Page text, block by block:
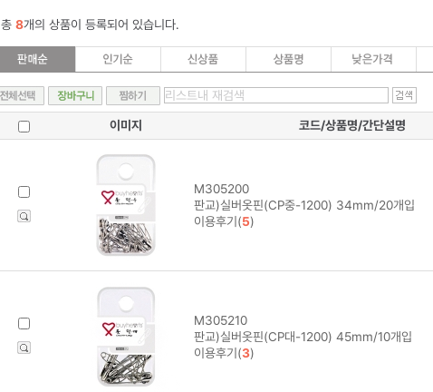
총 8개의 상품이 등록되어 있습니다.
이미지
코드/상품명/간단설명
M305200
판교)실버옷핀(CP중-1200) 34mm/20개입
이용후기(5)
M305210
판교)실버옷핀(CP대-1200) 45mm/10개입
이용후기(3)